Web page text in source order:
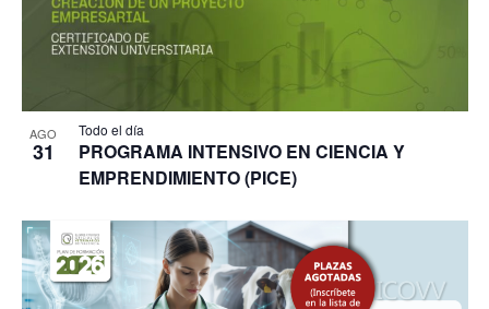
AGO
31
Todo el día
PROGRAMA INTENSIVO EN CIENCIA Y
EMPRENDIMIENTO (PICE)